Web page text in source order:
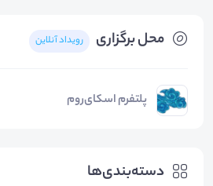
محل برگزاری رویداد آنلاین
پلتفرم اسکای‌روم
دسته‌بندی‌ها